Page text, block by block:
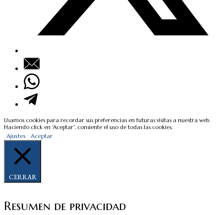
Usamos cookies para recordar sus preferencias en futuras visitas a nuestra web.
Haciendo click en “Aceptar”, consiente el uso de todas las cookies.
Ajustes Aceptar
CERRAR
Resumen de privacidad